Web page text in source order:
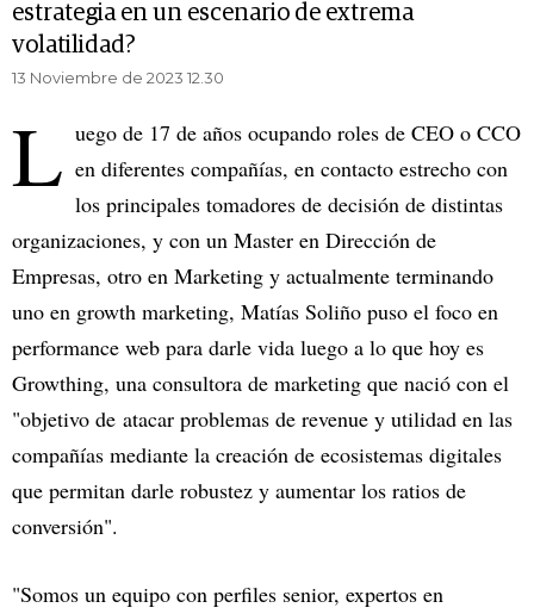
estrategia en un escenario de extrema
volatilidad?
13 Noviembre de 2023 12.30
L uego de 17 de años ocupando roles de CEO o CCO
en diferentes compañías, en contacto estrecho con
los principales tomadores de decisión de distintas
organizaciones, y con un Master en Dirección de
Empresas, otro en Marketing y actualmente terminando
uno en growth marketing, Matías Soliño puso el foco en
performance web para darle vida luego a lo que hoy es
Growthing, una consultora de marketing que nació con el
"objetivo de atacar problemas de revenue y utilidad en las
compañías mediante la creación de ecosistemas digitales
que permitan darle robustez y aumentar los ratios de
conversión".
"Somos un equipo con perfiles senior, expertos en